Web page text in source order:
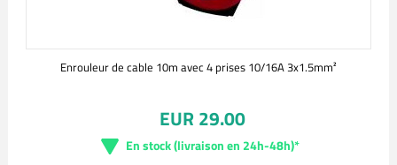
Enrouleur de cable 10m avec 4 prises 10/16A 3x1.5mm²
EUR 29.00
En stock (livraison en 24h-48h)*